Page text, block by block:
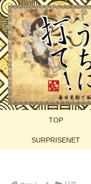
TOP
SURPRISENET